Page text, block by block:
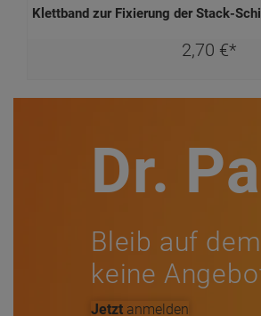
Klettband zur Fixierung der Stack-
2,70 €*
Dr.
Bleib auf
keine
Jetzt anmelden